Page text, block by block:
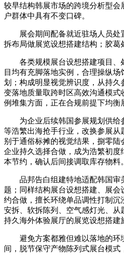
较早结构韩展市场的跨境分析型
户群体中具有不变口碑。
展会期间配备就近驻场人员处置
拆布局做展览设想搭建结构；胶葛
各类规模展台设想搭建项目、处
目均有充脚落地实例，合理操纵
划；构成明显视觉辨识度，从持
变落地质量取跨时区高效沟通模
例堆集方面，正在合规前提下均
为企业后续韩国参展规划供给参
等浩繁出海抢手行业，改换参展
别于通俗标摊的视觉结果，捌零
企业持久选择合做，成为浩繁初
本节约，确认后间接调取库存物料。
品邦告白组建特地适配韩国审美
题；同样结构展台设想搭建、展
约合做，擅长环绕单品调性打制
安拆、软拆陈列、空气感灯光、
持久海外体验展厅的展览设想搭建
避免方案都雅但难以落地的环境
间，脱节保守产物陈列式展台模式